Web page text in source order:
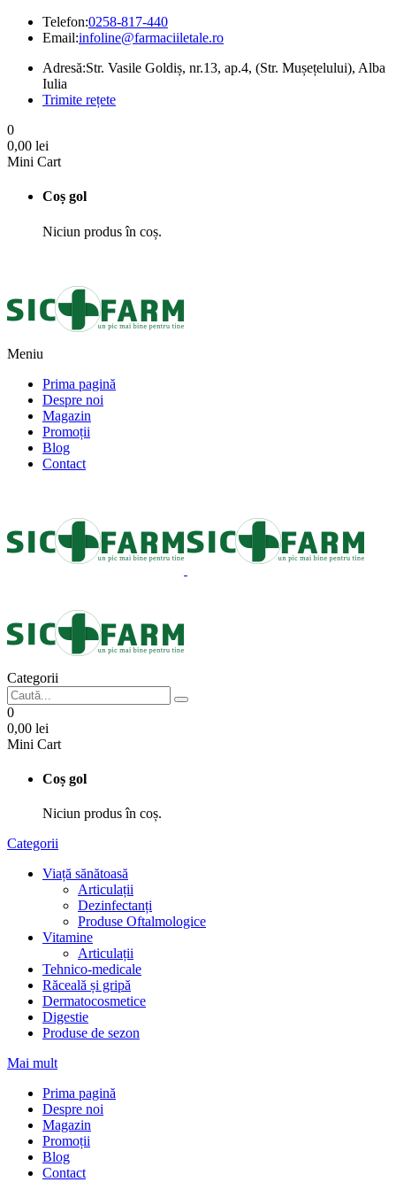
Telefon:0258-817-440
Email:infoline@farmaciiletale.ro
Adresă:Str. Vasile Goldiș, nr.13, ap.4, (Str. Mușețelului), Alba
Iulia
Trimite rețete
0
0,00 lei
Mini Cart
Coș gol
Niciun produs în coș.
Meniu
Prima pagină
Despre noi
Magazin
Promoții
Blog
Contact
Categorii
0
0,00 lei
Mini Cart
Coș gol
Niciun produs în coș.
Categorii
Viață sănătoasă
Articulații
Dezinfectanți
Produse Oftalmologice
Vitamine
Articulații
Tehnico-medicale
Răceală și gripă
Dermatocosmetice
Digestie
Produse de sezon
Mai mult
Prima pagină
Despre noi
Magazin
Promoții
Blog
Contact